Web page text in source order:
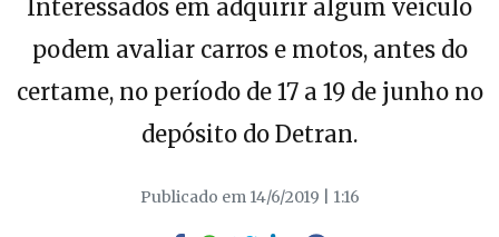
Interessados em adquirir algum veículo
podem avaliar carros e motos, antes do
certame, no período de 17 a 19 de junho no
depósito do Detran.
Publicado em 14/6/2019 | 1:16